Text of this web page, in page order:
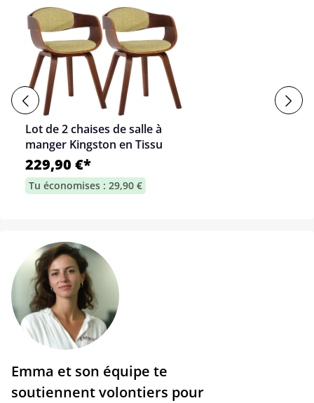
Lot de 2 chaises de salle à
manger Kingston en Tissu
229,90 €*
Tu économises : 29,90 €
Emma et son équipe te
soutiennent volontiers pour